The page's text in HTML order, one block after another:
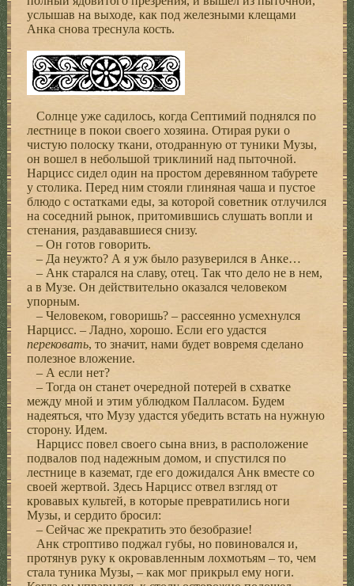
услышав на выходе, как под железными клещами
Анка снова треснула кость.
Солнце уже садилось, когда Септимий поднялся по
лестнице в покои своего хозяина. Отирая руки о
чистую полоску ткани, отодранную от туники Музы,
он вошел в небольшой триклиний над пыточной.
Нарцисс сидел один на простом деревянном табурете
у столика. Перед ним стояли глиняная чаша и пустое
блюдо с остатками еды, за которой советник отлучился
на соседний рынок, притомившись слушать вопли и
стенания, раздававшиеся снизу.
– Он готов говорить.
– Да неужто? А я уж было разуверился в Анке…
– Анк старался на славу, отец. Так что дело не в нем,
а в Музе. Он действительно оказался человеком
упорным.
– Человеком, говоришь? – рассеянно усмехнулся
Нарцисс. – Ладно, хорошо. Если его удастся
перековать, то значит, нами будет вовремя сделано
полезное вложение.
– А если нет?
– Тогда он станет очередной потерей в схватке
между мной и этим ублюдком Палласом. Будем
надеяться, что Музу удастся убедить встать на нужную
сторону. Идем.
Нарцисс повел своего сына вниз, в расположение
подвалов под надежным домом, и спустился по
лестнице в каземат, где его дожидался Анк вместе со
своей жертвой. Здесь Нарцисс отвел взгляд от
кровавых культей, в которые превратились ноги
Музы, и сердито бросил:
– Сейчас же прекратить это безобразие!
Анк строптиво поджал губы, но повиновался и,
протянув руку к окровавленным лохмотьям – то, чем
стала туника Музы, – как мог прикрыл ему ноги.